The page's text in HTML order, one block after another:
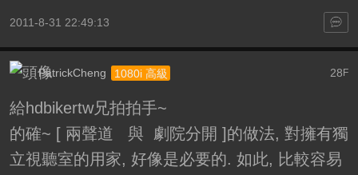
2011-8-31 22:49:13
28 F
PatrickCheng 1080i 高級
給hdbikertw兄拍拍手~
的確~ [ 兩聲道 與 劇院分開 ]的做法, 對擁有獨
立視聽室的用家, 好像是必要的. 如此, 比較容易